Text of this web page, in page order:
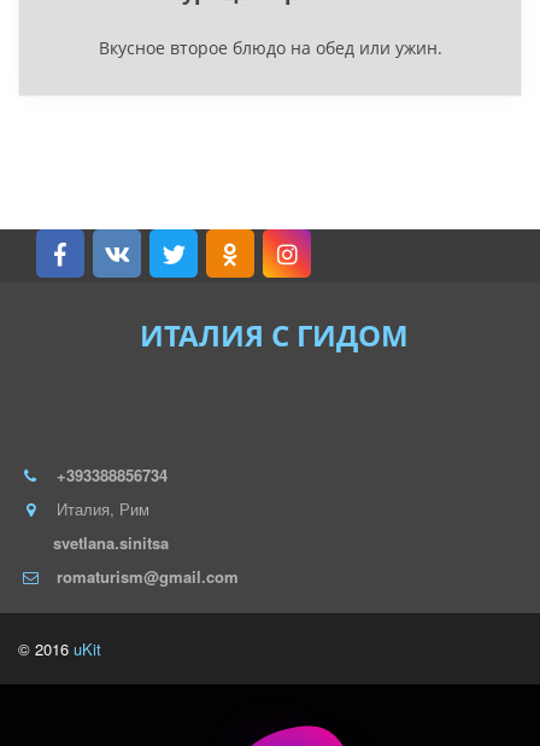
Вкусное второе блюдо на обед или ужин.
ИТАЛИЯ С ГИДОМ
+393388856734
Италия, Рим
svetlana.sinitsa
romaturism@gmail.com
© 2016 uKit